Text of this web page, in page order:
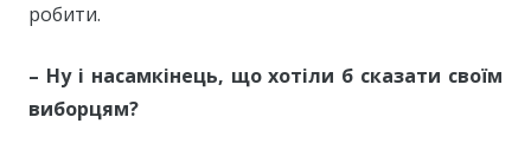
робити.
– Ну і насамкінець, що хотіли б сказати своїм
виборцям?